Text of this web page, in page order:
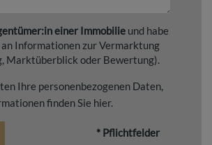
einer Immobilie und habe
Informationen zur Vermarktung
Marktüberblick oder Bewertung).
Ihre personenbezogenen Daten,
finden Sie hier.
* Pflichtfelder